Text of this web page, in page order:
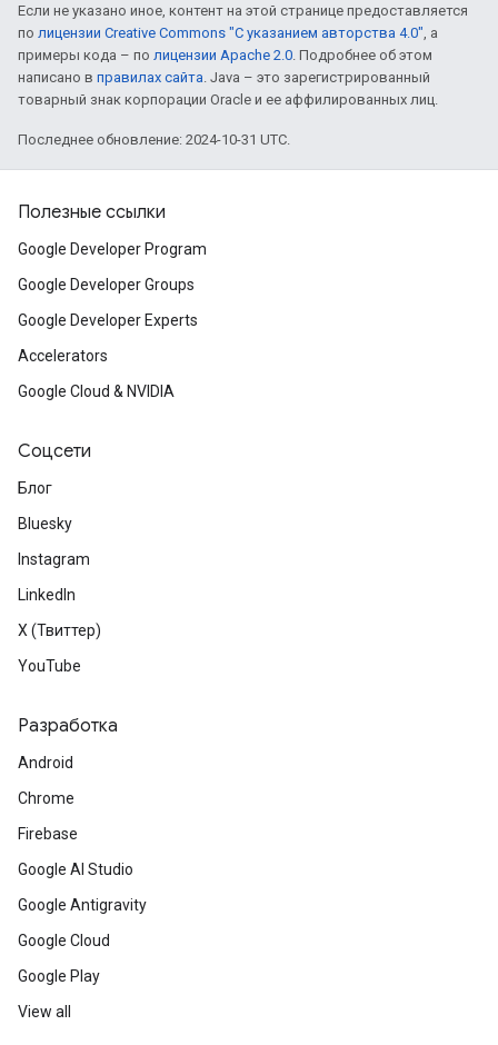
Если не указано иное, контент на этой странице предоставляется
по лицензии Creative Commons "С указанием авторства 4.0" , а
примеры кода – по лицензии Apache 2.0 . Подробнее об этом
написано в правилах сайта . Java – это зарегистрированный
товарный знак корпорации Oracle и ее аффилированных лиц.
Последнее обновление: 2024-10-31 UTC.
Полезные ссылки
Google Developer Program
Google Developer Groups
Google Developer Experts
Accelerators
Google Cloud & NVIDIA
Соцсети
Блог
Bluesky
Instagram
LinkedIn
X (Твиттер)
YouTube
Разработка
Android
Chrome
Firebase
Google AI Studio
Google Antigravity
Google Cloud
Google Play
View all